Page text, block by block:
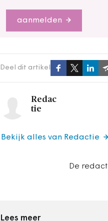
aanmelden
Deel dit artikel
Redac
tie
De
Bekijk alles van Redactie
Lees meer